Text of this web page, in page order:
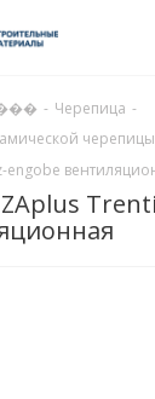
- Черепица -
черепицы
engobe